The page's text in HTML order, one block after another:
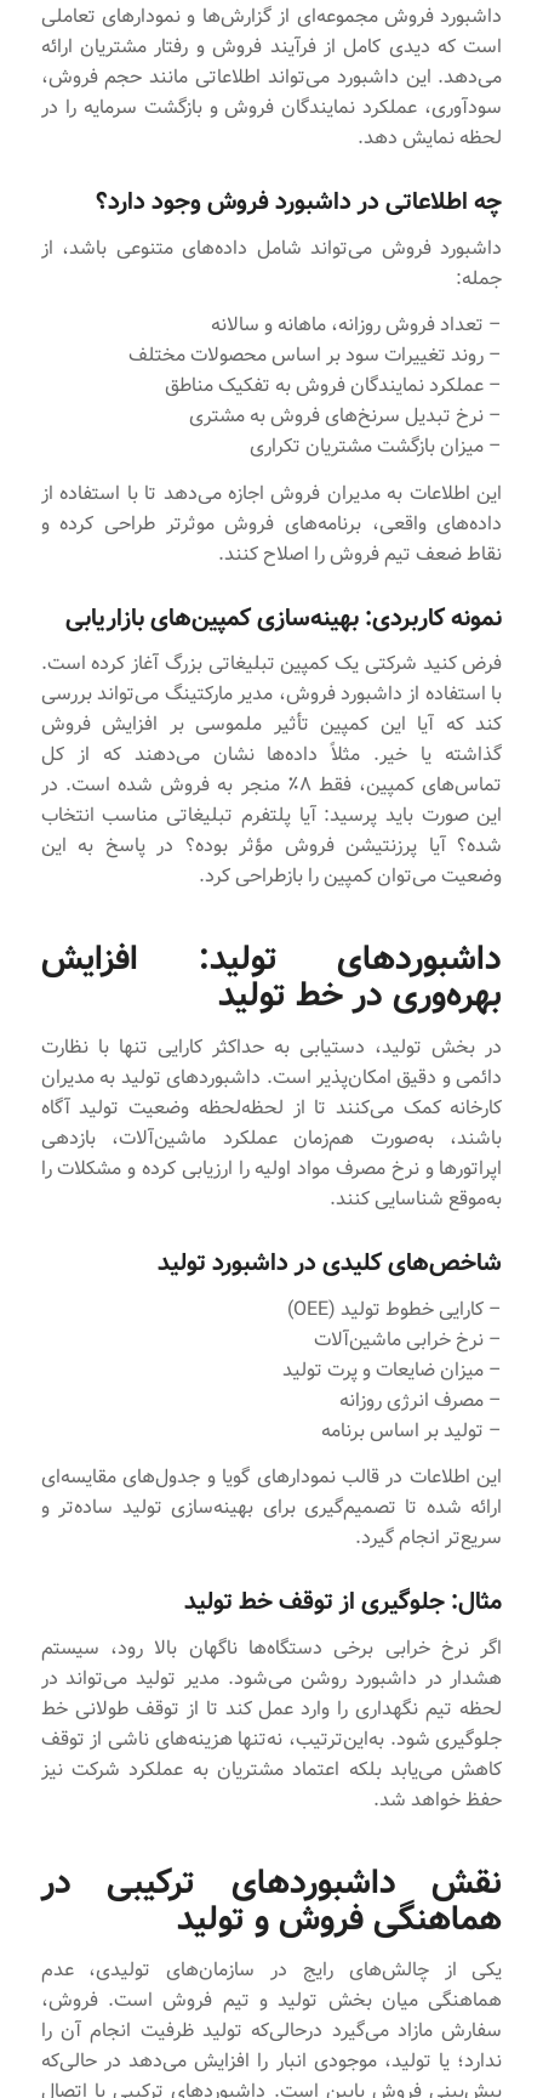
داشبورد فروش مجموعه‌ای از گزارش‌ها و نمودارهای تعاملی
است که دیدی کامل از فرآیند فروش و رفتار مشتریان ارائه
می‌دهد. این داشبورد می‌تواند اطلاعاتی مانند حجم فروش،
سودآوری، عملکرد نمایندگان فروش و بازگشت سرمایه را در
لحظه نمایش دهد.
چه اطلاعاتی در داشبورد فروش وجود دارد؟
داشبورد فروش می‌تواند شامل داده‌های متنوعی باشد، از
جمله:
– تعداد فروش روزانه، ماهانه و سالانه
– روند تغییرات سود بر اساس محصولات مختلف
– عملکرد نمایندگان فروش به تفکیک مناطق
– نرخ تبدیل سرنخ‌های فروش به مشتری
– میزان بازگشت مشتریان تکراری
این اطلاعات به مدیران فروش اجازه می‌دهد تا با استفاده از
داده‌های واقعی، برنامه‌های فروش موثرتر طراحی کرده و
نقاط ضعف تیم فروش را اصلاح کنند.
نمونه کاربردی: بهینه‌سازی کمپین‌های بازاریابی
فرض کنید شرکتی یک کمپین تبلیغاتی بزرگ آغاز کرده است.
با استفاده از داشبورد فروش، مدیر مارکتینگ می‌تواند بررسی
کند که آیا این کمپین تأثیر ملموسی بر افزایش فروش
گذاشته یا خیر. مثلاً داده‌ها نشان می‌دهند که از کل
تماس‌های کمپین، فقط ۸٪ منجر به فروش شده است. در
این صورت باید پرسید: آیا پلتفرم تبلیغاتی مناسب انتخاب
شده؟ آیا پرزنتیشن فروش مؤثر بوده؟ در پاسخ به این
وضعیت می‌توان کمپین را بازطراحی کرد.
داشبوردهای تولید: افزایش
بهره‌وری در خط تولید
در بخش تولید، دستیابی به حداکثر کارایی تنها با نظارت
دائمی و دقیق امکان‌پذیر است. داشبوردهای تولید به مدیران
کارخانه کمک می‌کنند تا از لحظه‌لحظه وضعیت تولید آگاه
باشند، به‌صورت هم‌زمان عملکرد ماشین‌آلات، بازدهی
اپراتورها و نرخ مصرف مواد اولیه را ارزیابی کرده و مشکلات را
به‌موقع شناسایی کنند.
شاخص‌های کلیدی در داشبورد تولید
– کارایی خطوط تولید (OEE)
– نرخ خرابی ماشین‌آلات
– میزان ضایعات و پرت تولید
– مصرف انرژی روزانه
– تولید بر اساس برنامه
این اطلاعات در قالب نمودارهای گویا و جدول‌های مقایسه‌ای
ارائه شده تا تصمیم‌گیری برای بهینه‌سازی تولید ساده‌تر و
سریع‌تر انجام گیرد.
مثال: جلوگیری از توقف خط تولید
اگر نرخ خرابی برخی دستگاه‌ها ناگهان بالا رود، سیستم
هشدار در داشبورد روشن می‌شود. مدیر تولید می‌تواند در
لحظه تیم نگهداری را وارد عمل کند تا از توقف طولانی خط
جلوگیری شود. به‌این‌ترتیب، نه‌تنها هزینه‌های ناشی از توقف
کاهش می‌یابد بلکه اعتماد مشتریان به عملکرد شرکت نیز
حفظ خواهد شد.
نقش داشبوردهای ترکیبی در
هماهنگی فروش و تولید
یکی از چالش‌های رایج در سازمان‌های تولیدی، عدم
هماهنگی میان بخش تولید و تیم فروش است. فروش،
سفارش مازاد می‌گیرد درحالی‌که تولید ظرفیت انجام آن را
ندارد؛ یا تولید، موجودی انبار را افزایش می‌دهد در حالی‌که
پیش‌بینی فروش پایین است. داشبوردهای ترکیبی با اتصال